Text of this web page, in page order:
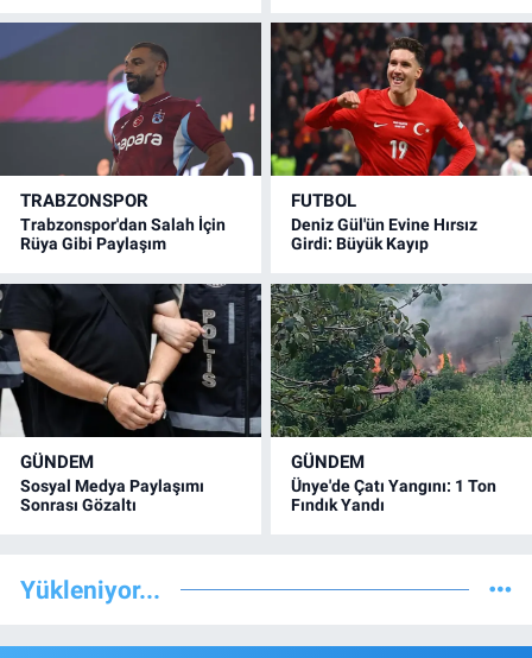
TRABZONSPOR
Trabzonspor'dan Salah İçin
Rüya Gibi Paylaşım
FUTBOL
Deniz Gül'ün Evine Hırsız
Girdi: Büyük Kayıp
GÜNDEM
Sosyal Medya Paylaşımı
Sonrası Gözaltı
GÜNDEM
Ünye'de Çatı Yangını: 1 Ton
Fındık Yandı
Yükleniyor...